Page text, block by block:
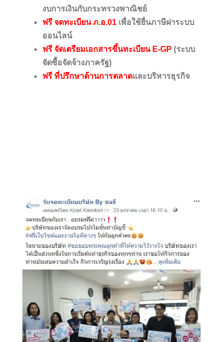
งบการเงินกับกระทรวงพาณิชย์
ฟรี จดทะเบียน ภ.อ.01 เพื่อใช้ยื่นภาษีผ่าระบบ
ออนไลน์
ฟรี จัดเตรียมเอกสารขึ้นทะเบียน E-GP (ระบบ
จัดซื้อจัดจ้างภาครัฐ)
ฟรี ที่ปรึกษาด้านการตลาดและบริหารธุรกิจ